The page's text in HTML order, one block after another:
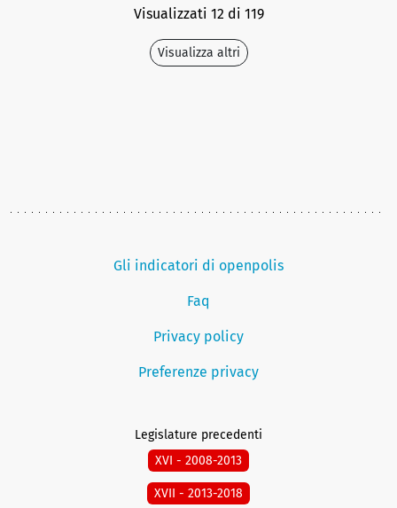
Visualizzati 12 di 119
Visualizza altri
Gli indicatori di openpolis
Faq
Privacy policy
Preferenze privacy
Legislature precedenti
XVI - 2008-2013
XVII - 2013-2018